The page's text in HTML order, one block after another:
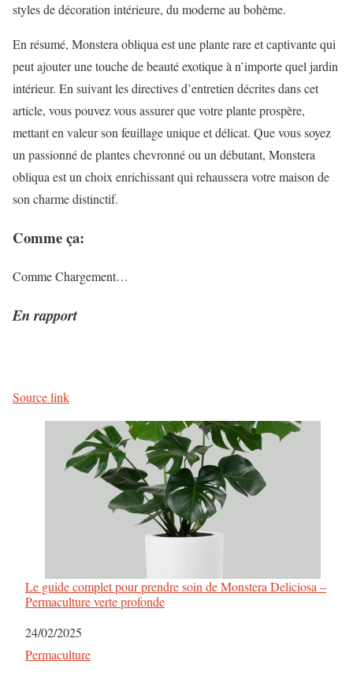
styles de décoration intérieure, du moderne au bohème.
En résumé, Monstera obliqua est une plante rare et captivante qui
peut ajouter une touche de beauté exotique à n’importe quel jardin
intérieur. En suivant les directives d’entretien décrites dans cet
article, vous pouvez vous assurer que votre plante prospère,
mettant en valeur son feuillage unique et délicat. Que vous soyez
un passionné de plantes chevronné ou un débutant, Monstera
obliqua est un choix enrichissant qui rehaussera votre maison de
son charme distinctif.
Comme ça:
CommeChargement…
En rapport
Source link
Le guide complet pour prendre soin de Monstera Deliciosa –
Permaculture verte profonde
Date
24/02/2025
Par rapport à
Permaculture